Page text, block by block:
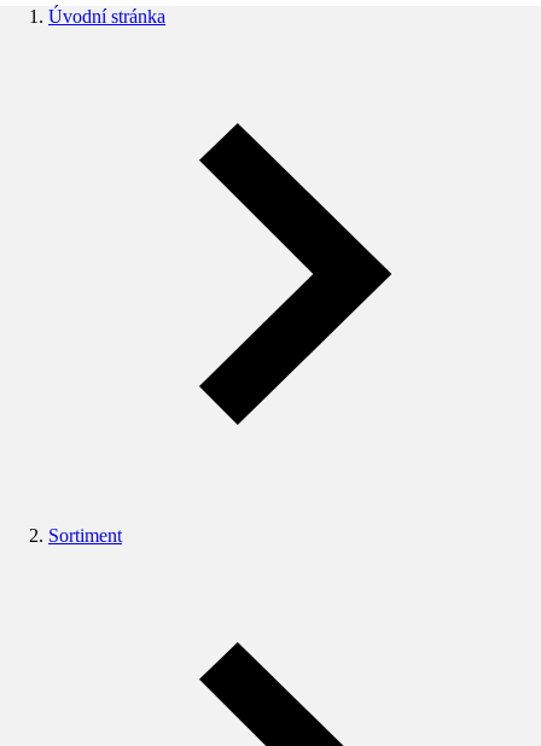
Úvodní stránka
Sortiment